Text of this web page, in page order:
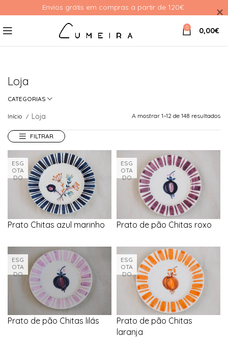
0 0,00€
Loja
CATEGORIAS
Início Loja A mostrar 1–12 de 148 resultados
FILTRAR
ESG
OTA
DO
Prato Chitas azul marinho
ESG
OTA
DO
Prato de pão Chitas roxo
ESG
OTA
DO
Prato de pão Chitas lilás
ESG
OTA
DO
Prato de pão Chitas
laranja
Envios grátis em compras a partir de 120€